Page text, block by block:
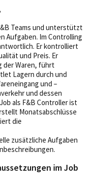
Teams und unterstützt
Aufgaben. Im Controlling
Er kontrolliert
und Preis. Er
der Waren, führt
Lagern durch und
und –
und dessen
als F&B Controller ist
Monatsabschlüsse
die
zusätzliche Aufgaben
im Job